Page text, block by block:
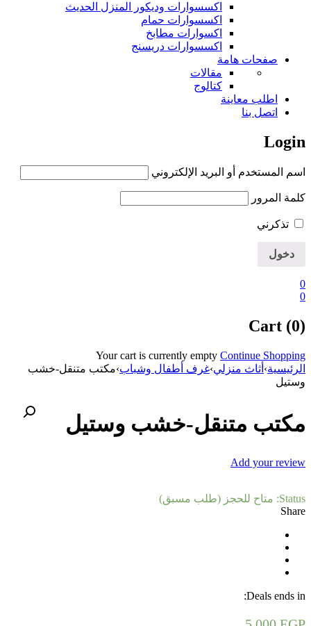
اكسسوارات وديكور المنزل الحديث
اكسسوارات حمام
اكسوارات مطابخ
اكسسوارات دريسنج
صفحات هامة
مقالات
كتالوج
اطلب معاينة
اتصل بنا
Login
اسم المستخدم أو البريد الإلكتروني
كلمة المرور
تذكرني
0
0
Cart (0)
Your cart is currently empty Continue Shopping
الرئيسية› أثاث منزلي›غرف أطفال وشباب›مكتب متنقل-خشب
وستيل
مكتب متنقل-خشب وستيل
Add your review
Status: متاح للحجز (طلب مسبق)
Share
Deals ends in: